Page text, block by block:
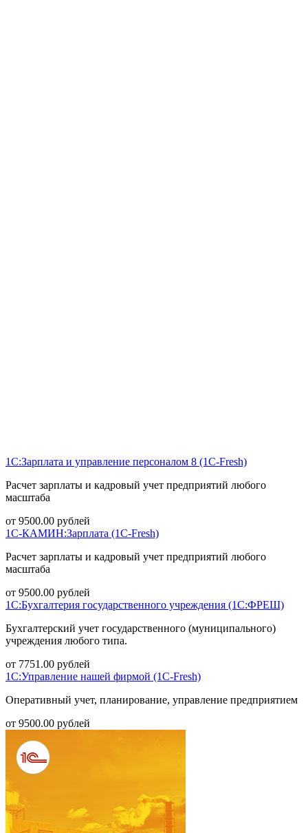
1С:Зарплата и управление персоналом 8 (1С-Fresh)
Расчет зарплаты и кадровый учет предприятий любого
масштаба
от 9500.00 рублей
1С-КАМИН:Зарплата (1С-Fresh)
Расчет зарплаты и кадровый учет предприятий любого
масштаба
от 9500.00 рублей
1С:Бухгалтерия государственного учреждения (1С:ФРЕШ)
Бухгалтерский учет государственного (муниципального)
учреждения любого типа.
от 7751.00 рублей
1С:Управление нашей фирмой (1С-Fresh)
Оперативный учет, планирование, управление предприятием
от 9500.00 рублей